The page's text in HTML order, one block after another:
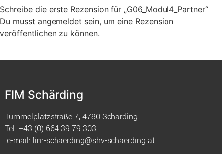
Schreibe die erste Rezension für „G06_Modul4_Partner“
Du musst angemeldet sein, um eine Rezension
veröffentlichen zu können.
FIM Schärding
Tummelplatzstraße 7, 4780 Schärding
Tel. +43 (0) 664 39 79 303
e-mail:fim-schaerding@shv-schaerding.at